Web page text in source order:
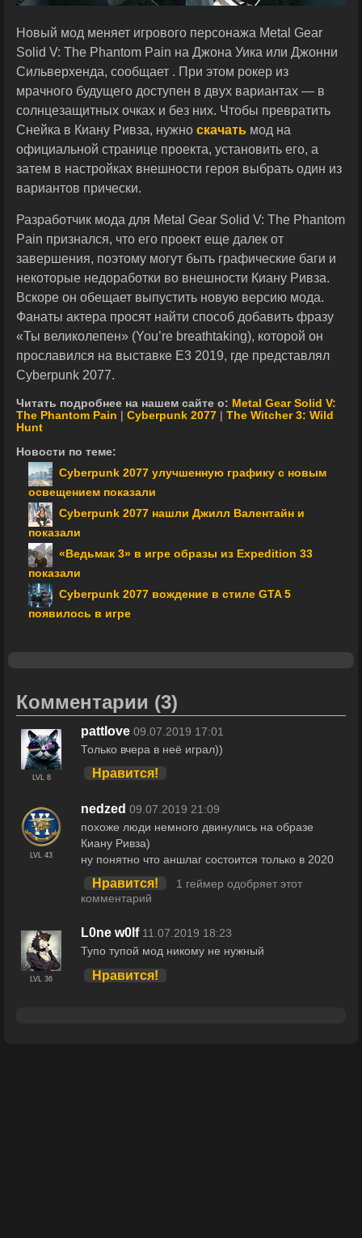
Новый мод меняет игрового персонажа Metal Gear
Solid V: The Phantom Pain на Джона Уика или Джонни
Сильверхенда, сообщает . При этом рокер из
мрачного будущего доступен в двух вариантах — в
солнцезащитных очках и без них. Чтобы превратить
Снейка в Киану Ривза, нужно скачать мод на
официальной странице проекта, установить его, а
затем в настройках внешности героя выбрать один из
вариантов прически.
Разработчик мода для Metal Gear Solid V: The Phantom
Pain признался, что его проект еще далек от
завершения, поэтому могут быть графические баги и
некоторые недоработки во внешности Киану Ривза.
Вскоре он обещает выпустить новую версию мода.
Фанаты актера просят найти способ добавить фразу
«Ты великолепен» (You’re breathtaking), которой он
прославился на выставке E3 2019, где представлял
Cyberpunk 2077.
Читать подробнее на нашем сайте о: Metal Gear Solid V:
The Phantom Pain
Cyberpunk 2077
The Witcher 3: Wild
Hunt
Новости по теме:
Cyberpunk 2077 улучшенную графику с новым
освещением показали
Cyberpunk 2077 нашли Джилл Валентайн и
показали
«Ведьмак 3» в игре образы из Expedition 33
показали
Cyberpunk 2077 вождение в стиле GTA 5
появилось в игре
Комментарии (3)
LVL 8
pattlove 09.07.2019 17:01
Только вчера в неё играл))
Нравится!
LVL 43
nedzed 09.07.2019 21:09
похоже люди немного двинулись на образе
Киану Ривза)
ну понятно что аншлаг состоится только в 2020
Нравится!
1 геймер одобряет этот
комментарий
LVL 36
L0ne w0lf 11.07.2019 18:23
Тупо тупой мод никому не нужный
Нравится!